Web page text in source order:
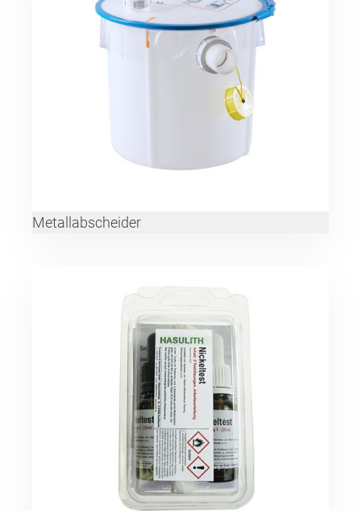
Metallabscheider